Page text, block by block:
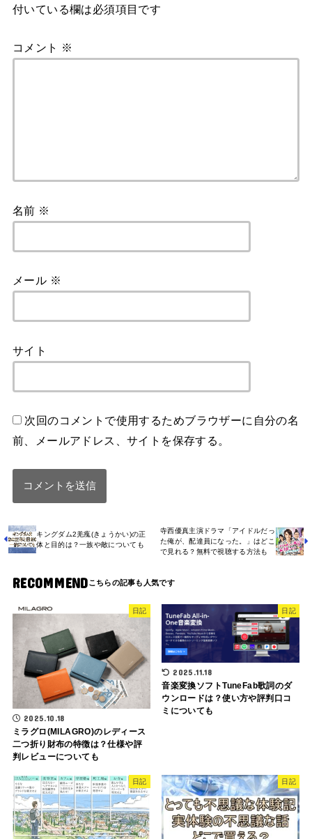
付いている欄は必須項目です
コメント ※
名前 ※
メール ※
サイト
次回のコメントで使用するためブラウザーに自分の名
前、メールアドレス、サイトを保存する。
キングダム2羌瘣(きょうかい)の正
体と目的は？一族や敵についても
寺西優真主演ドラマ「アイドルだっ
た俺が、配達員になった。」はどこ
で見れる？無料で視聴する方法も
RECOMMEND
日記
2025.10.18
ミラグロ(MILAGRO)のレディース
二つ折り財布の特徴は？仕様や評
判レビューについても
日記
2025.11.18
音楽変換ソフトTuneFab歌詞のダ
ウンロードは？使い方や評判口コ
ミについても
日記 日記